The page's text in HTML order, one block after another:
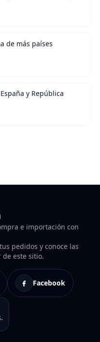
de más países
y República
e importación con
pedidos y conoce las
de este sitio.
Facebook